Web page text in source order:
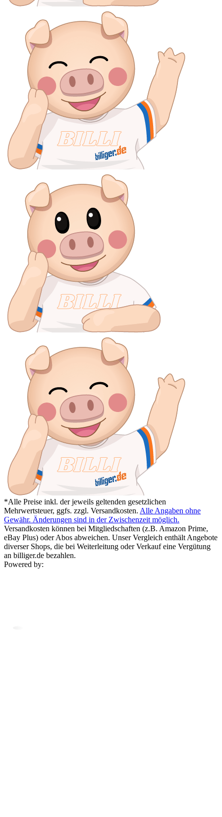
*Alle Preise inkl. der jeweils geltenden gesetzlichen
Mehrwertsteuer, ggfs. zzgl. Versandkosten. Alle Angaben ohne
Gewähr. Änderungen sind in der Zwischenzeit möglich.
Versandkosten können bei Mitgliedschaften (z.B. Amazon Prime,
eBay Plus) oder Abos abweichen. Unser Vergleich enthält Angebote
diverser Shops, die bei Weiterleitung oder Verkauf eine Vergütung
an billiger.de bezahlen.
Powered by: